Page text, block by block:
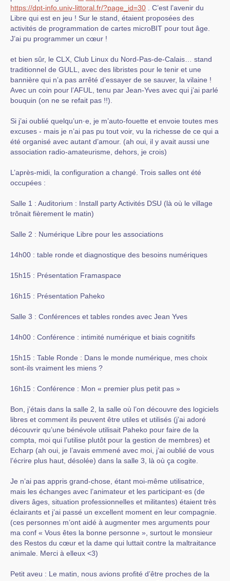
https://dpt-info.univ-littoral.fr/?page_id=30 . C’est l’avenir du
Libre qui est en jeu ! Sur le stand, étaient proposées des
activités de programmation de cartes microBIT pour tout âge.
J’ai pu programmer un cœur !
et bien sûr, le CLX, Club Linux du Nord-Pas-de-Calais… stand
traditionnel de GULL, avec des libristes pour le tenir et une
bannière qui n’a pas arrêté d’essayer de se sauver, la vilaine !
Avec un coin pour l’AFUL, tenu par Jean-Yves avec qui j’ai parlé
bouquin (on ne se refait pas !!).
Si j’ai oublié quelqu’un·e, je m’auto-fouette et envoie toutes mes
excuses - mais je n’ai pas pu tout voir, vu la richesse de ce qui a
été organisé avec autant d’amour. (ah oui, il y avait aussi une
association radio-amateurisme, dehors, je crois)
L’après-midi, la configuration a changé. Trois salles ont été
occupées :
Salle 1 : Auditorium : Install party Activités DSU (là où le village
trônait fièrement le matin)
Salle 2 : Numérique Libre pour les associations
14h00 : table ronde et diagnostique des besoins numériques
15h15 : Présentation Framaspace
16h15 : Présentation Paheko
Salle 3 : Conférences et tables rondes avec Jean Yves
14h00 : Conférence : intimité numérique et biais cognitifs
15h15 : Table Ronde : Dans le monde numérique, mes choix
sont-ils vraiment les miens ?
16h15 : Conférence : Mon « premier plus petit pas »
Bon, j’étais dans la salle 2, la salle où l’on découvre des logiciels
libres et comment ils peuvent être utiles et utilisés (j’ai adoré
découvrir qu’une bénévole utilisait Paheko pour faire de la
compta, moi qui l’utilise plutôt pour la gestion de membres) et
Echarp (ah oui, je l’avais emmené avec moi, j’ai oublié de vous
l’écrire plus haut, désolée) dans la salle 3, là où ça cogite.
Je n’ai pas appris grand-chose, étant moi-même utilisatrice,
mais les échanges avec l’animateur et les participant·es (de
divers âges, situation professionnelles et militantes) étaient très
éclairants et j’ai passé un excellent moment en leur compagnie.
(ces personnes m’ont aidé à augmenter mes arguments pour
ma conf « Vous êtes la bonne personne », surtout le monsieur
des Restos du cœur et la dame qui luttait contre la maltraitance
animale. Merci à elleux <3)
Petit aveu : Le matin, nous avions profité d’être proches de la